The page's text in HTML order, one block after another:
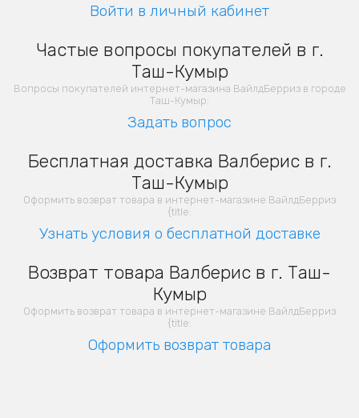
Войти в личный кабинет
Частые вопросы покупателей в г.
Таш-Кумыр
Вопросы покупателей интернет-магазина ВайлдБерриз в городе
Таш-Кумыр:
Задать вопрос
Бесплатная доставка Валберис в г.
Таш-Кумыр
Оформить возврат товара в интернет-магазине ВайлдБерриз
{title:
Узнать условия о бесплатной доставке
Возврат товара Валберис в г. Таш-
Кумыр
Оформить возврат товара в интернет-магазине ВайлдБерриз
{title:
Оформить возврат товара